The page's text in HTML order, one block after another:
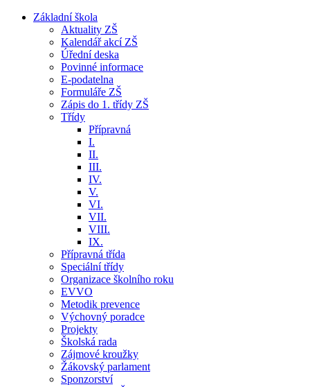
Základní škola
Aktuality ZŠ
Kalendář akcí ZŠ
Úřední deska
Povinné informace
E-podatelna
Formuláře ZŠ
Zápis do 1. třídy ZŠ
Třídy
Přípravná
I.
II.
III.
IV.
V.
VI.
VII.
VIII.
IX.
Přípravná třída
Speciální třídy
Organizace školního roku
EVVO
Metodik prevence
Výchovný poradce
Projekty
Školská rada
Zájmové kroužky
Žákovský parlament
Sponzorství